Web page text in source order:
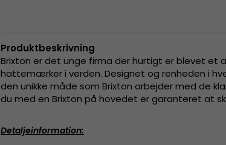
Produktbeskrivning
Brixton er det unge firma der hurtigt er blevet
hattemærker i verden. Designet og renheden i
den unikke måde som Brixton arbejder med de
du med en Brixton på hovedet er garanteret at
Detaljeinformation: